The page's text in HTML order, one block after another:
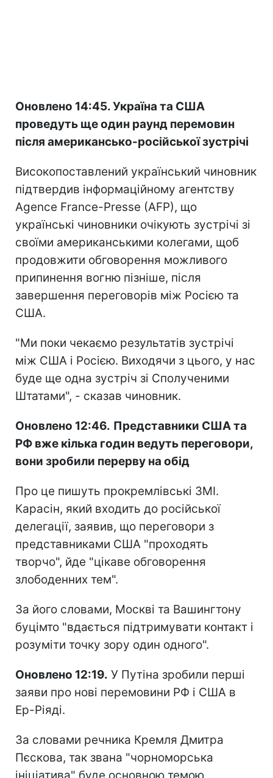
Оновлено 14:45. Україна та США
проведуть ще один раунд перемовин
після американсько-російської зустрічі
Високопоставлений український чиновник
підтвердив інформаційному агентству
Agence France-Presse (AFP), що
українські чиновники очікують зустрічі зі
своїми американськими колегами, щоб
продовжити обговорення можливого
припинення вогню пізніше, після
завершення переговорів між Росією та
США.
"Ми поки чекаємо результатів зустрічі
між США і Росією. Виходячи з цього, у нас
буде ще одна зустріч зі Сполученими
Штатами", - сказав чиновник.
Оновлено 12:46. Представники США та
РФ вже кілька годин ведуть переговори,
вони зробили перерву на обід
Про це пишуть прокремлівські ЗМІ.
Карасін, який входить до російської
делегації, заявив, що переговори з
представниками США "проходять
творчо", йде "цікаве обговорення
злободенних тем".
За його словами, Москві та Вашингтону
буцімто "вдається підтримувати контакт і
розуміти точку зору один одного".
Оновлено 12:19. У Путіна зробили перші
заяви про нові перемовини РФ і США в
Ер-Ріяді.
За словами речника Кремля Дмитра
Пєскова, так звана "чорноморська
ініціатива" буде основною темою